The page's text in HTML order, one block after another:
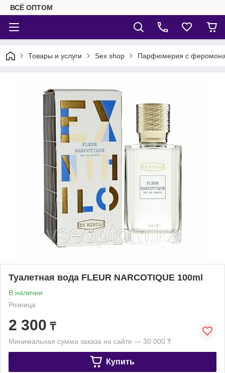
ВСЁ ОПТОМ
Товары и услуги Sex shop Парфюмерия с
Туалетная вода FLEUR NARCOTIQUE 100ml
В наличии
Розница
2 300 ₸
Минимальная сумма заказа на сайте — 30 000 ₸
Купить